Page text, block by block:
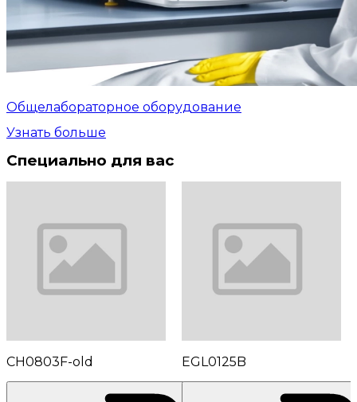
Общелабораторное оборудование
Узнать больше
Специально для вас
CH0803F-old EGL0125B